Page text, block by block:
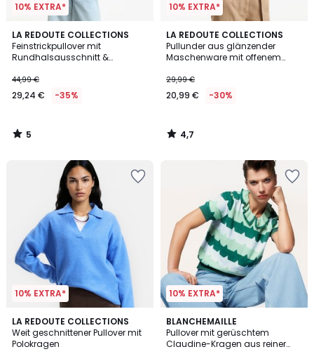
10% EXTRA*
LA REDOUTE COLLECTIONS
Feinstrickpullover mit
Rundhalsausschnitt &
44,99 €
29,24 € -35%
5
/
5
5
/
10% EXTRA*
LA REDOUTE COLLECTIONS
Pullunder aus glänzender
Maschenware mit offenem
29,99 €
20,99 € -30%
4,7
/ 5
4,7
/
10% EXTRA*
LA REDOUTE COLLECTIONS
Weit geschnittener Pullover mit
Polokragen
3
Farben
10% EXTRA*
BLANCHEMAILLE
Pullover mit gerüschtem
Claudine-Kragen aus reiner